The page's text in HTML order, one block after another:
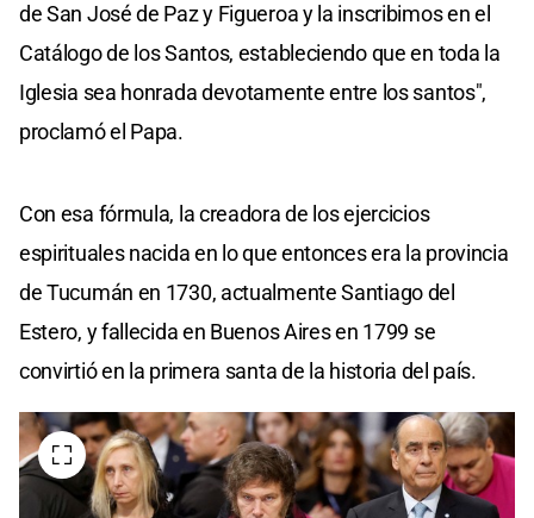
de San José de Paz y Figueroa y la inscribimos en el
Catálogo de los Santos, estableciendo que en toda la
Iglesia sea honrada devotamente entre los santos",
proclamó el Papa.
Con esa fórmula, la creadora de los ejercicios
espirituales nacida en lo que entonces era la provincia
de Tucumán en 1730, actualmente Santiago del
Estero, y fallecida en Buenos Aires en 1799 se
convirtió en la primera santa de la historia del país.